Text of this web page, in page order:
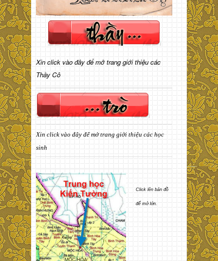
Xin click vào đây để mở trang giới thiệu các
Thầy Cô
Xin click vào đây để mở trang giới thiệu các học
sinh
Click lên bản đồ
để mở lớn.